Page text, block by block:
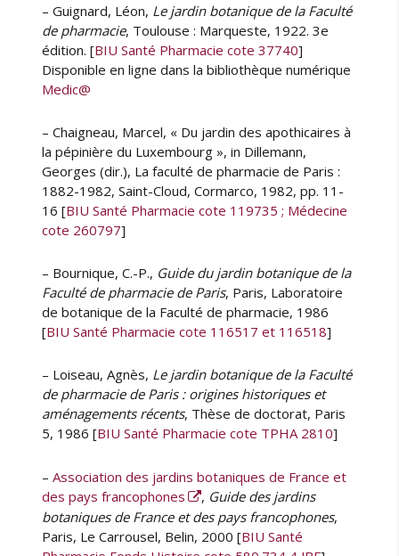
– Guignard, Léon, Le jardin botanique de la Faculté
de pharmacie, Toulouse : Marqueste, 1922. 3e
édition. [BIU Santé Pharmacie cote 37740]
Disponible en ligne dans la bibliothèque numérique
Medic@
– Chaigneau, Marcel, « Du jardin des apothicaires à
la pépinière du Luxembourg », in Dillemann,
Georges (dir.), La faculté de pharmacie de Paris :
1882-1982, Saint-Cloud, Cormarco, 1982, pp. 11-
16 [BIU Santé Pharmacie cote 119735 ; Médecine
cote 260797]
– Bournique, C.-P., Guide du jardin botanique de la
Faculté de pharmacie de Paris, Paris, Laboratoire
de botanique de la Faculté de pharmacie, 1986
[BIU Santé Pharmacie cote 116517 et 116518]
– Loiseau, Agnès, Le jardin botanique de la Faculté
de pharmacie de Paris : origines historiques et
aménagements récents, Thèse de doctorat, Paris
5, 1986 [BIU Santé Pharmacie cote TPHA 2810]
–Association des jardins botaniques de France et
des pays francophones
, Guide des jardins
botaniques de France et des pays francophones,
Paris, Le Carrousel, Belin, 2000 [BIU Santé